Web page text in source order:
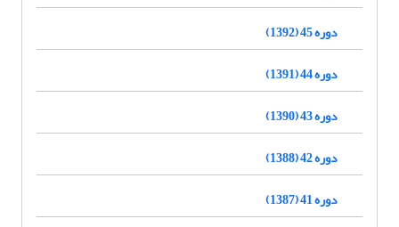
دوره 45 (1392)
دوره 44 (1391)
دوره 43 (1390)
دوره 42 (1388)
دوره 41 (1387)